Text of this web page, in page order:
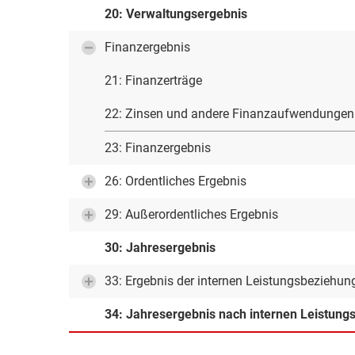
20: Verwaltungsergebnis
Finanzergebnis
21: Finanzerträge
22: Zinsen und andere Finanzaufwendungen
23: Finanzergebnis
26: Ordentliches Ergebnis
29: Außerordentliches Ergebnis
30: Jahresergebnis
33: Ergebnis der internen
34: Jahresergebnis nach internen